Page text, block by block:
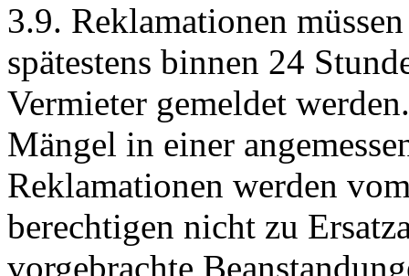
3.9. Reklamationen
spätestens binnen 24
Vermieter gemeldet
Mängel in einer
Reklamationen werden
berechtigen nicht zu
vorgebrachte